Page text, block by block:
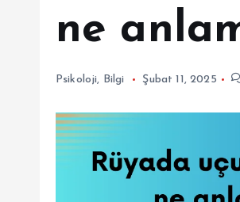
ne
Psikoloji, Bilgi Şubat 11, 2025